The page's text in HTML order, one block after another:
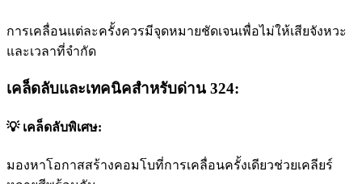
การเคลื่อนแต่ละครั้งควรมีจุดหมายชัดเจนเพื่อไม่ให้เสียจังหวะ
และเวลาที่จำกัด
เคล็ดลับและเทคนิคสำหรับด่าน 324:
💡 เคล็ดลับพิเศษ:
มองหาโอกาสสร้างคอมโบที่การเคลื่อนครั้งเดียวช่วยเคลียร์